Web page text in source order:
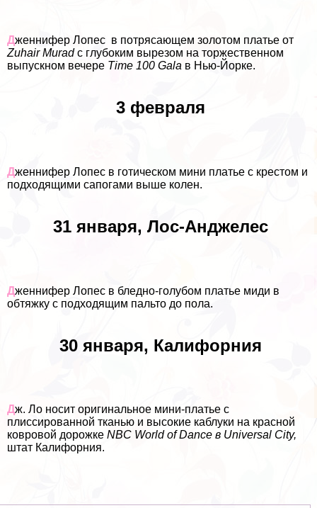
Дженнифер Лопес в потрясающем золотом платье от
Zuhair Muradс глубоким вырезом на торжественном
выпускном вечере Time 100 Gala в Нью-Йорке.
3 февраля
Дженнифер Лопес в готическом мини платье с крестом и
подходящими сапогами выше колен.
31 января, Лос-Анджелес
Дженнифер Лопес в бледно-гoлyбом платье миди в
обтяжку с подходящим пальто до пола.
30 января, Калифорния
Дж. Ло носит оригинальное мини-платье с
плиссированной тканью и высокие каблуки на красной
ковровой дорожке NBC World of Dance в Universal City,
штат Калифорния.